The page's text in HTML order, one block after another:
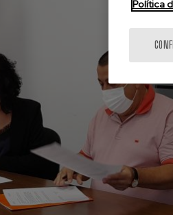
Política